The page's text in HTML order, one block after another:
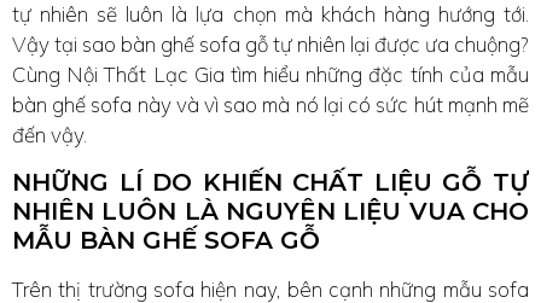
tự nhiên sẽ luôn là lựa chọn mà khách hàng hướng tới.
Vậy tại sao bàn ghế sofa gỗ tự nhiên lại được ưa chuộng?
Cùng Nội Thất Lạc Gia tìm hiểu những đặc tính của mẫu
bàn ghế sofa này và vì sao mà nó lại có sức hút mạnh mẽ
đến vậy.
NHỮNG LÍ DO KHIẾN CHẤT LIỆU GỖ TỰ
NHIÊN LUÔN LÀ NGUYÊN LIỆU VUA CHO
MẪU BÀN GHẾ SOFA GỖ
Trên thị trường sofa hiện nay, bên cạnh những mẫu sofa